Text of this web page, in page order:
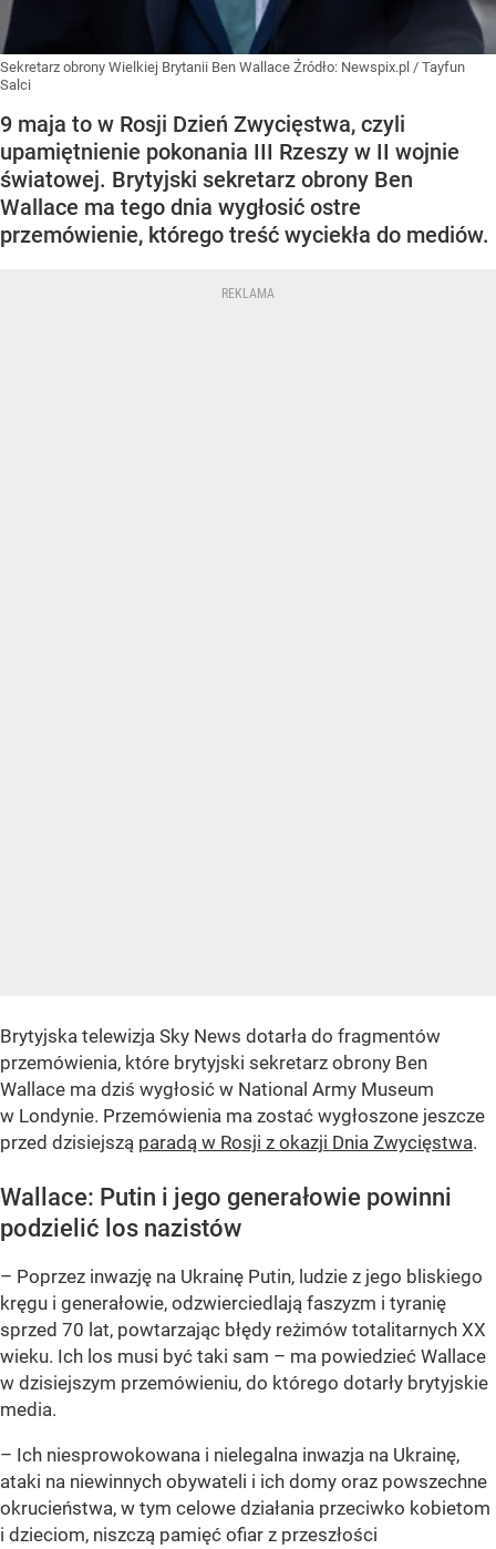
Sekretarz obrony Wielkiej Brytanii Ben Wallace Źródło: Newspix.pl / Tayfun
Salci
9 maja to w Rosji Dzień Zwycięstwa, czyli
upamiętnienie pokonania III Rzeszy w II wojnie
światowej. Brytyjski sekretarz obrony Ben
Wallace ma tego dnia wygłosić ostre
przemówienie, którego treść wyciekła do mediów.
Brytyjska telewizja Sky News dotarła do fragmentów
przemówienia, które brytyjski sekretarz obrony Ben
Wallace ma dziś wygłosić w National Army Museum
w Londynie. Przemówienia ma zostać wygłoszone jeszcze
przed dzisiejszą paradą w Rosji z okazji Dnia Zwycięstwa.
Wallace: Putin i jego generałowie powinni
podzielić los nazistów
– Poprzez inwazję na Ukrainę Putin, ludzie z jego bliskiego
kręgu i generałowie, odzwierciedlają faszyzm i tyranię
sprzed 70 lat, powtarzając błędy reżimów totalitarnych XX
wieku. Ich los musi być taki sam – ma powiedzieć Wallace
w dzisiejszym przemówieniu, do którego dotarły brytyjskie
media.
– Ich niesprowokowana i nielegalna inwazja na Ukrainę,
ataki na niewinnych obywateli i ich domy oraz powszechne
okrucieństwa, w tym celowe działania przeciwko kobietom
i dzieciom, niszczą pamięć ofiar z przeszłości